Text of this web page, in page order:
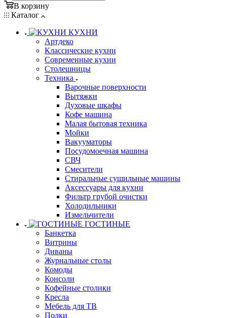
В корзину
Каталог
КУХНИ
Артдеко
Классические кухни
Современные кухни
Столешницы
Техника
Варочные поверхности
Вытяжки
Духовые шкафы
Кофе машина
Малая бытовая техника
Мойки
Вакууматоры
Посудомоечная машина
СВЧ
Смесители
Стиральные сушильные машины
Аксессуары для кухни
Фильтр грубой очистки
Холодильники
Измельчители
ГОСТИНЫЕ
Банкетка
Витрины
Диваны
Журнальные столы
Комоды
Консоли
Кофейные столики
Кресла
Мебель для ТВ
Полки